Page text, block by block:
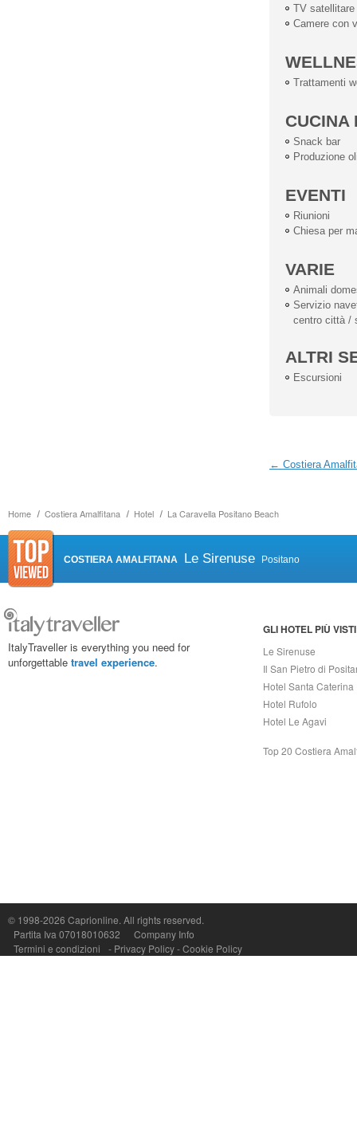
Home Costiera Amalfitana Hotel La Caravella Positano Beach
TV satellitare
Camere con
Trattamenti
CUCINA
Snack bar
Produzione
EVENTI
Riunioni
Chiesa per
VARIE
Animali
Servizio
centro città /
ALTRI
Escursioni
← Costiera
COSTIERA AMALFITANA Le Sirenuse Positano
ItalyTraveller is everything you need for
unforgettable travel experience.
GLI HOTEL PIÙ VISTI
Le Sirenuse
Il San Pietro di
Hotel Santa Caterina
Hotel Rufolo
Hotel Le Agavi
Top 20 Costiera
© 1998-2026 Caprionline. All rights reserved.
Partita Iva 07018010632
Company Info
Termini e condizioni
- Privacy Policy-Cookie Policy
P.Iva, C.F. e n.Reg.Imprese Napoli: 07018010632 - Rea n.557643